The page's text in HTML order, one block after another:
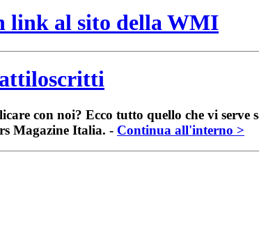
link al sito della WMI
con noi? Ecco tutto quello che vi serve
Magazine Italia. - Continua all'interno >